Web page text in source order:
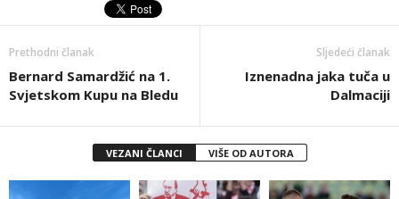
Prethodni članak
Bernard Samardžić na 1.
Svjetskom Kupu na Bledu
Sljedeći članak
Iznenadna jaka tuča u
Dalmaciji
VEZANI ČLANCI VIŠE OD AUTORA